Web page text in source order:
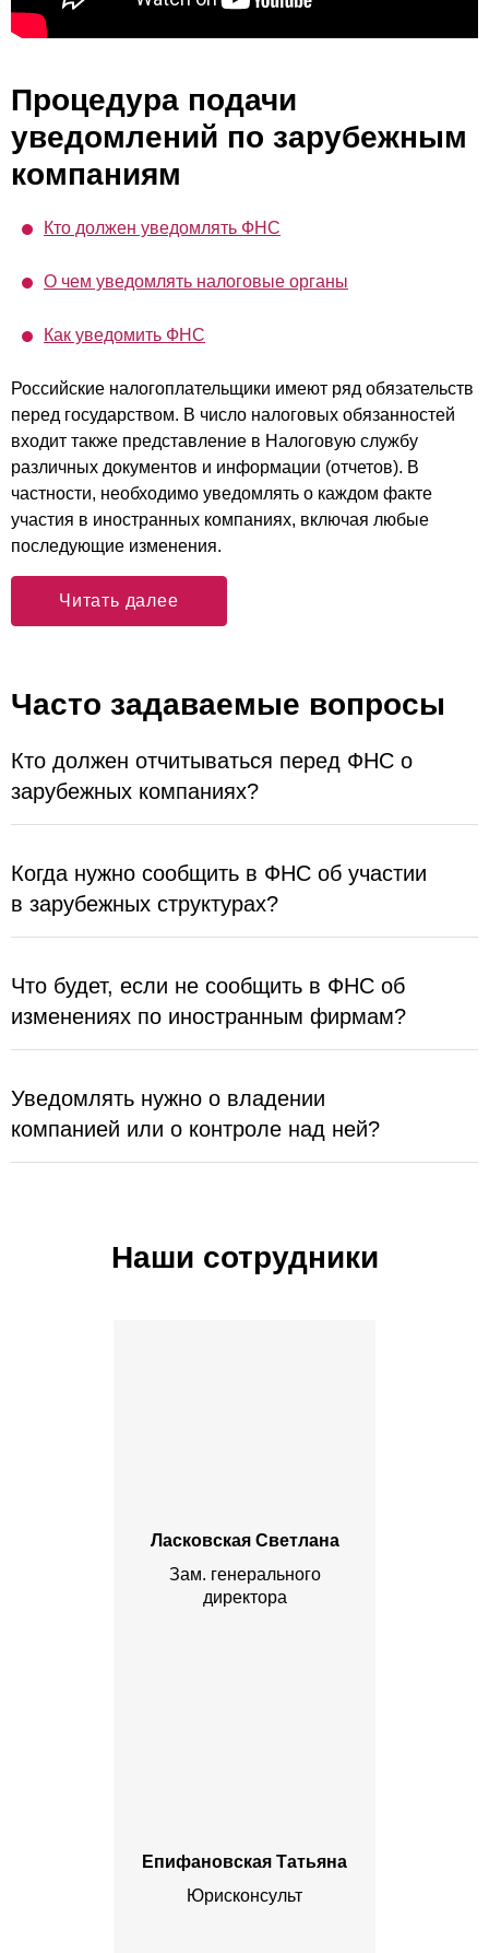
Процедура подачи
уведомлений по зарубежным
компаниям
Кто должен уведомлять ФНС
О чем уведомлять налоговые органы
Как уведомить ФНС
Российские налогоплательщики имеют ряд обязательств
перед государством. В число налоговых обязанностей
входит также представление в Налоговую службу
различных документов и информации (отчетов). В
частности, необходимо уведомлять о каждом факте
участия в иностранных компаниях, включая любые
последующие изменения.
Читать далее
Часто задаваемые вопросы
Кто должен отчитываться перед ФНС о
зарубежных компаниях?
Когда нужно сообщить в ФНС об участии
в зарубежных структурах?
Что будет, если не сообщить в ФНС об
изменениях по иностранным фирмам?
Уведомлять нужно о владении
компанией или о контроле над ней?
Наши сотрудники
Ласковская Светлана
Зам. генерального
директора
Епифановская Татьяна
Юрисконсульт